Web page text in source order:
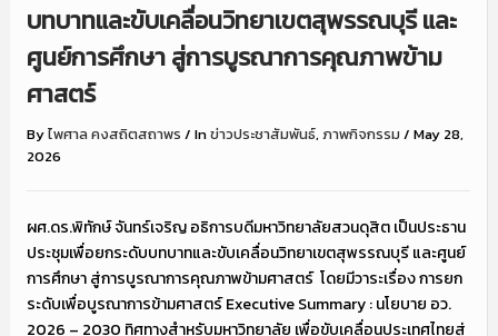
บทบาทและขับเคลื่อนวิทยาเขตสุพรรณบุรี และ
ศูนย์การศึกษา สู่การบูรณาการคุณภาพข้าม
ศาสตร์
Byไพศาล คงสถิตสถาพร / Inข่าวประชาสัมพันธ์, ภาพกิจกรรม / May 28,
2026
ผศ.ดร.พิทักษ์ จันทร์เจริญ อธิการบดีมหาวิทยาลัยสวนดุสิต เป็นประธาน
ประชุมเพื่อยกระดับบทบาทและขับเคลื่อนวิทยาเขตสุพรรณบุรี และศูนย์
การศึกษา สู่การบูรณาการคุณภาพข้ามศาสตร์ โดยมีวาระเรื่อง การยก
ระดับเพื่อบูรณาการข้ามศาสตร์ Executive Summary : นโยบาย อว.
2026 – 2030 ทิศทางสำหรับมหาวิทยาลัย เพื่อขับเคลื่อนประเทศไทยสู่